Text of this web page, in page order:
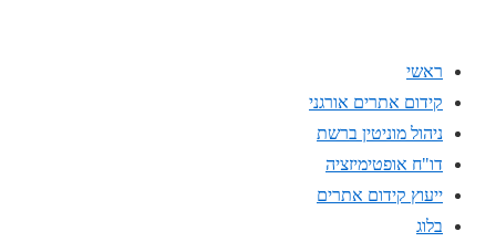
ראשי
קידום אתרים אורגני
ניהול מוניטין ברשת
דו"ח אופטימיזציה
ייעוץ קידום אתרים
בלוג